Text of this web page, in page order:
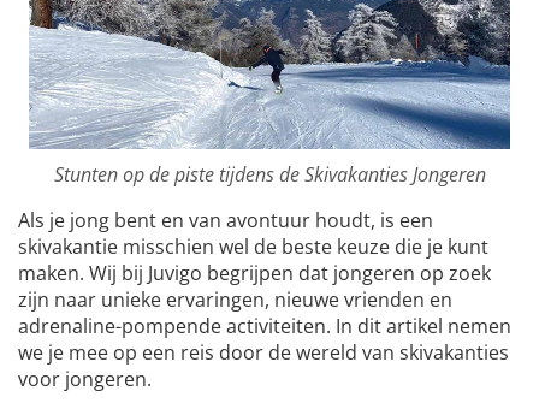
Stunten op de piste tijdens de Skivakanties Jongeren
Als je jong bent en van avontuur houdt, is een
skivakantie misschien wel de beste keuze die je kunt
maken. Wij bij Juvigo begrijpen dat jongeren op zoek
zijn naar unieke ervaringen, nieuwe vrienden en
adrenaline-pompende activiteiten. In dit artikel nemen
we je mee op een reis door de wereld van skivakanties
voor jongeren.